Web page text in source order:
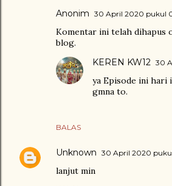
Anonim 30 April 2020 pukul
Komentar ini telah dihapus
blog.
BALAS
KEREN KW12 30
ya Episode ini hari
gmna to.
Unknown 30 April 2020
lanjut min